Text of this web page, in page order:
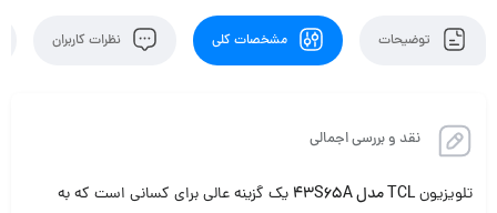
توضیحات مشخصات کلی نظرات کاربران
نقد و بررسی اجمالی
تلویزیونTCL مدل 43S65A
یک گزینه عالی برای کسانی است که به